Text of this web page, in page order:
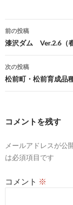
投
稿
ナ
ビ
ゲ
ョ
前の投稿
漆沢ダム Ver.2.6（
次の投稿
松前町・松前育成品
コメントを残す
メールアドレスが公
は必須項目です
コメント ※